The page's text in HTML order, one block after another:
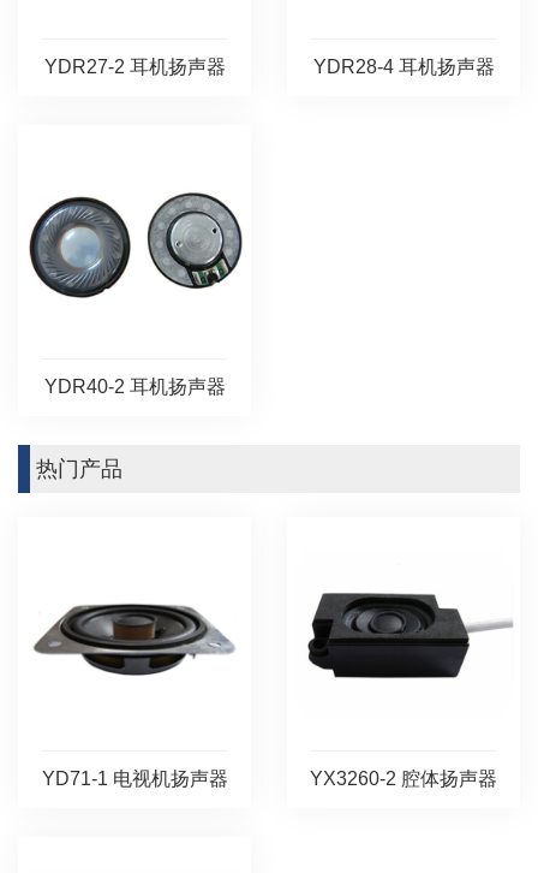
YDR27-2 耳机扬声器 YDR28-4 耳机扬声器
YDR40-2 耳机扬声器
热门产品
YD71-1 电视机扬声器 YX3260-2 腔体扬声器